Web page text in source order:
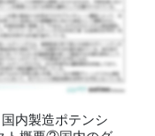
内製造ポテンシ